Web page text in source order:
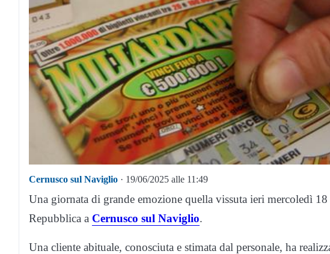
Cernusco sul Naviglio · 19/06/2025 alle 11:49
Una giornata di grande emozione quella vissuta ieri mercoledì
Repubblica a Cernusco sul Naviglio.
Una cliente abituale, conosciuta e stimata dal personale, ha